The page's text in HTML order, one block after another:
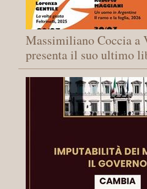
Massimiliano Coccia a
presenta il suo ultimo